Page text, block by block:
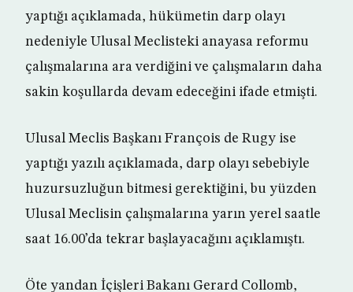
yaptığı açıklamada, hükümetin darp olayı
nedeniyle Ulusal Meclisteki anayasa reformu
çalışmalarına ara verdiğini ve çalışmaların daha
sakin koşullarda devam edeceğini ifade etmişti.
Ulusal Meclis Başkanı François de Rugy ise
yaptığı yazılı açıklamada, darp olayı sebebiyle
huzursuzluğun bitmesi gerektiğini, bu yüzden
Ulusal Meclisin çalışmalarına yarın yerel saatle
saat 16.00’da tekrar başlayacağını açıklamıştı.
Öte yandan İçişleri Bakanı Gerard Collomb,